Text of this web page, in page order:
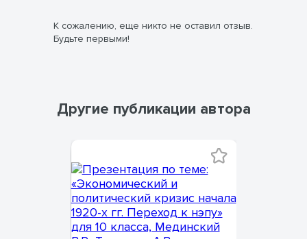
К сожалению, еще никто не оставил отзыв.
Будьте первыми!
Другие публикации автора